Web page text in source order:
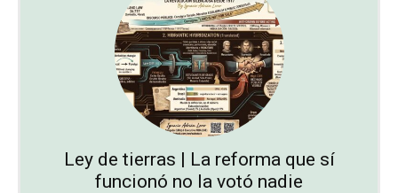
Ley de tierras | La reforma que sí
funcionó no la votó nadie